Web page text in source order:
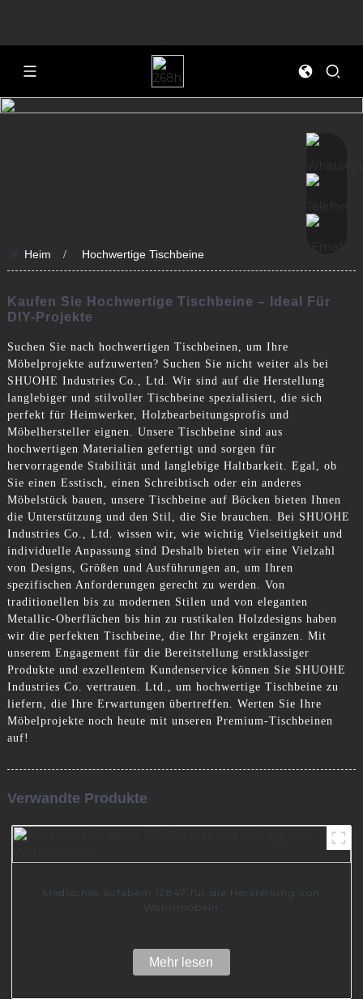
>> Heim Hochwertige Tischbeine
Kaufen Sie Hochwertige Tischbeine – Ideal Für
DIY-Projekte
Suchen Sie nach hochwertigen Tischbeinen, um Ihre
Möbelprojekte aufzuwerten? Suchen Sie nicht weiter als bei
SHUOHE Industries Co., Ltd. Wir sind auf die Herstellung
langlebiger und stilvoller Tischbeine spezialisiert, die sich
perfekt für Heimwerker, Holzbearbeitungsprofis und
Möbelhersteller eignen. Unsere Tischbeine sind aus
hochwertigen Materialien gefertigt und sorgen für
hervorragende Stabilität und langlebige Haltbarkeit. Egal, ob
Sie einen Esstisch, einen Schreibtisch oder ein anderes
Möbelstück bauen, unsere Tischbeine auf Böcken bieten Ihnen
die Unterstützung und den Stil, die Sie brauchen. Bei SHUOHE
Industries Co., Ltd. wissen wir, wie wichtig Vielseitigkeit und
individuelle Anpassung sind Deshalb bieten wir eine Vielzahl
von Designs, Größen und Ausführungen an, um Ihren
spezifischen Anforderungen gerecht zu werden. Von
traditionellen bis zu modernen Stilen und von eleganten
Metallic-Oberflächen bis hin zu rustikalen Holzdesigns haben
wir die perfekten Tischbeine, die Ihr Projekt ergänzen. Mit
unserem Engagement für die Bereitstellung erstklassiger
Produkte und exzellentem Kundenservice können Sie SHUOHE
Industries Co. vertrauen. Ltd., um hochwertige Tischbeine zu
liefern, die Ihre Erwartungen übertreffen. Werten Sie Ihre
Möbelprojekte noch heute mit unseren Premium-Tischbeinen
auf!
Verwandte Produkte
Modisches Sofabein I2847 für die Herstellung von
Wohnmöbeln
Mehr lesen